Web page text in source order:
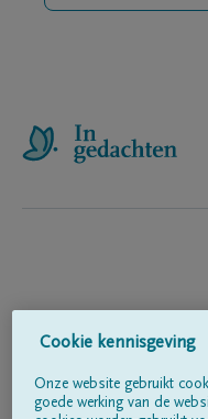
Volg ons op
Cookie kennisgeving
Onze website gebruikt
goede werking van de